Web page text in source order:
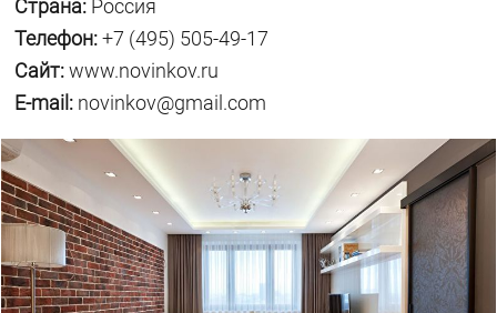
Страна: Россия
Телефон:+7 (495) 505-49-17
Сайт:www.novinkov.ru
E-mail: novinkov@gmail.com